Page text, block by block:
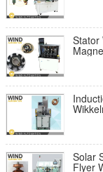
Stator
Solar
Flyer